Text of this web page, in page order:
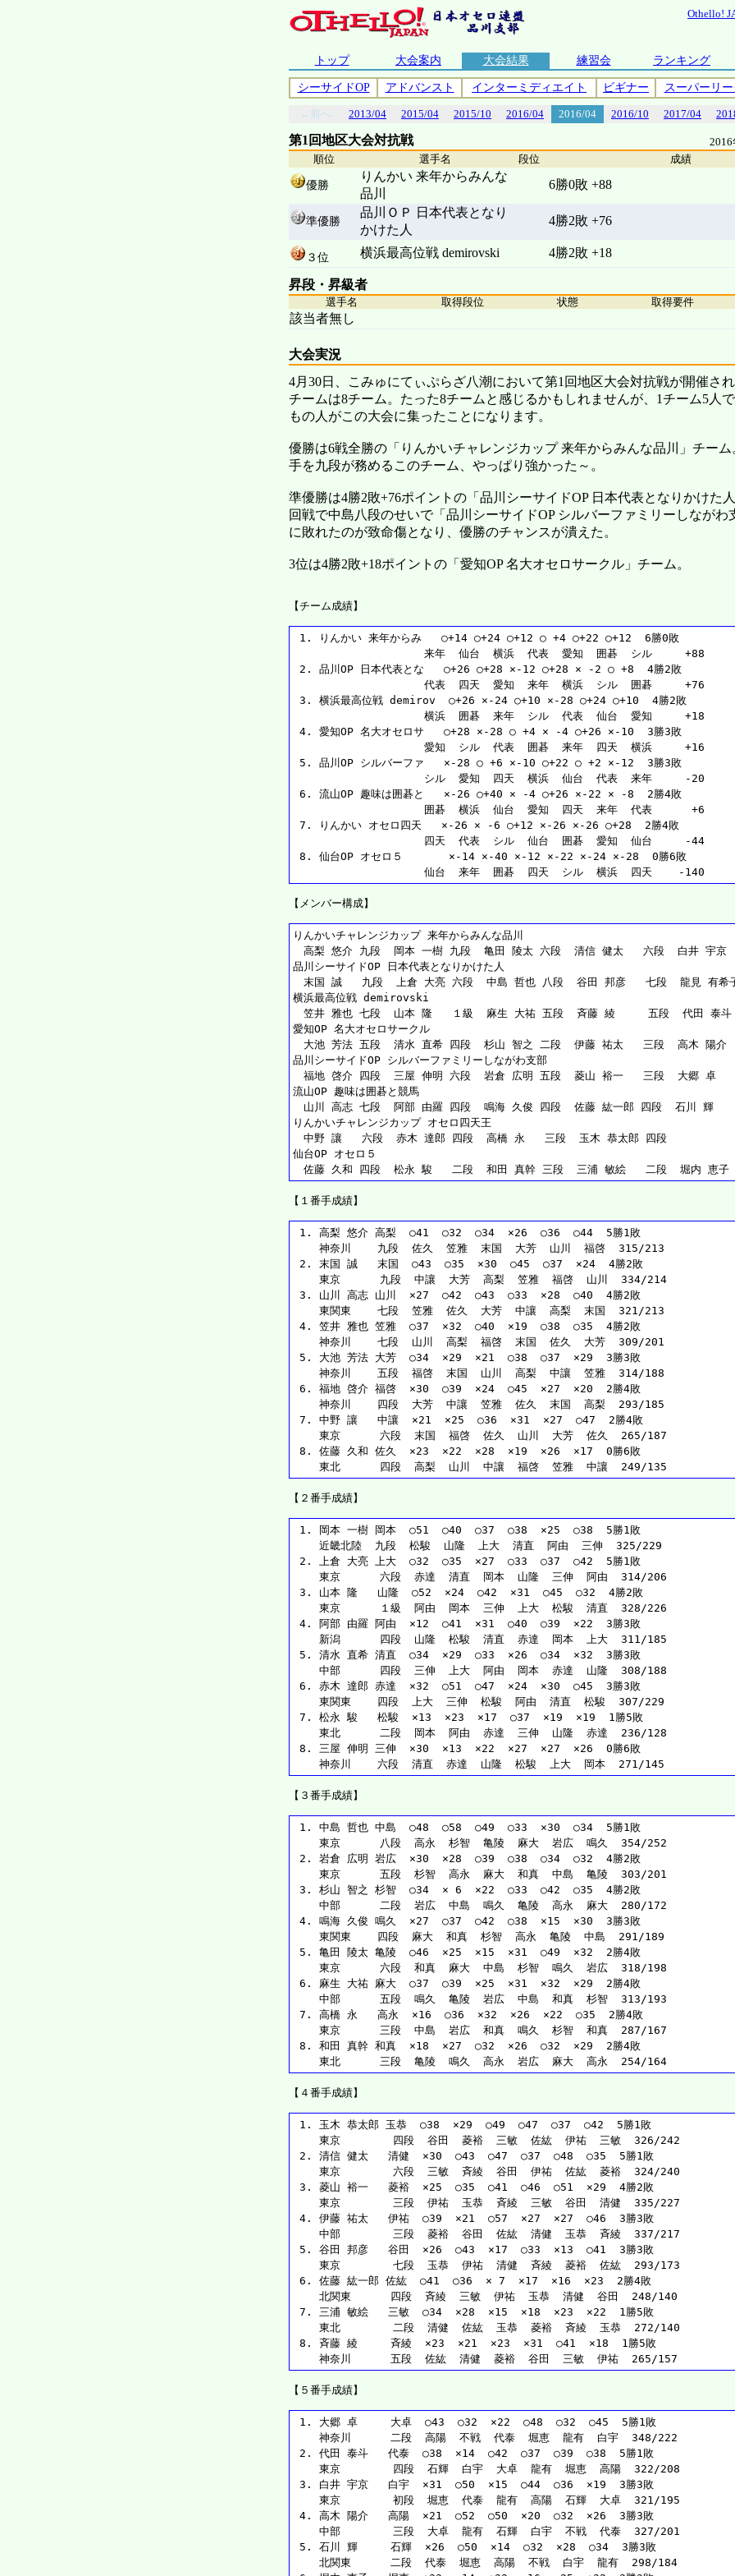
Othello!
トップ 大会案内 大会結果 練習会 ランキング
シーサイドOP アドバンスト インターミディエイト ビギナー スーパーリ
←前へ 2013/04 2015/04 2015/10 2016/04 2016/04 2016/10 2017/04
2016
第1回地区大会対抗戦
順位 選手名 段位 成績
優勝
りんかい 来年からみんな
品川
6勝0敗 +88
準優勝
品川ＯＰ 日本代表となり
かけた人
4勝2敗 +76
３位 横浜最高位戦 demirovski 4勝2敗 +18
昇段・昇級者
選手名 取得段位 状態 取得要件
該当者無し
大会実況
4月30日、こみゅにてぃぷらざ八潮において第1回地区大会対抗戦が開催さ
チームは8チーム。たった8チームと感じるかもしれませんが、1チーム5人
もの人がこの大会に集ったことになります。
優勝は6戦全勝の「りんかいチャレンジカップ 来年からみんな品川」チーム
手を九段が務めるこのチーム、やっぱり強かった～。
準優勝は4勝2敗+76ポイントの「品川シーサイドOP 日本代表となりかけた
回戦で中島八段のせいで「品川シーサイドOP シルバーファミリーしながわ
に敗れたのが致命傷となり、優勝のチャンスが潰えた。
3位は4勝2敗+18ポイントの「愛知OP 名大オセロサークル」チーム。
【チーム成績】
1. りんかい 来年からみ   ○+14 ○+24 ○+12 ○ +4 ○+22 ○+12  6勝0敗
                    来年  仙台  横浜  代表  愛知  囲碁  シル     +88
2. 品川OP 日本代表とな   ○+26 ○+28 ×-12 ○+28 × -2 ○ +8  4勝2敗
                    代表  四天  愛知  来年  横浜  シル  囲碁     +76
3. 横浜最高位戦 demirov  ○+26 ×-24 ○+10 ×-28 ○+24 ○+10  4勝2敗
                    横浜  囲碁  来年  シル  代表  仙台  愛知     +18
4. 愛知OP 名大オセロサ   ○+28 ×-28 ○ +4 × -4 ○+26 ×-10  3勝3敗
                    愛知  シル  代表  囲碁  来年  四天  横浜     +16
5. 品川OP シルバーファ   ×-28 ○ +6 ×-10 ○+22 ○ +2 ×-12  3勝3敗
                    シル  愛知  四天  横浜  仙台  代表  来年     -20
6. 流山OP 趣味は囲碁と   ×-26 ○+40 × -4 ○+26 ×-22 × -8  2勝4敗
                    囲碁  横浜  仙台  愛知  四天  来年  代表      +6
7. りんかい オセロ四天   ×-26 × -6 ○+12 ×-26 ×-26 ○+28  2勝4敗
                    四天  代表  シル  仙台  囲碁  愛知  仙台     -44
8. 仙台OP オセロ５       ×-14 ×-40 ×-12 ×-22 ×-24 ×-28  0勝6敗
                    仙台  来年  囲碁  四天  シル  横浜  四天    -140
【メンバー構成】
りんかいチャレンジカップ 来年からみんな品川
高梨 悠介 九段  岡本 一樹 九段  亀田 陵太 六段  清信 健太   六段  白井 宇京
品川シーサイドOP 日本代表となりかけた人
末国 誠   九段  上倉 大亮 六段  中島 哲也 八段  谷田 邦彦   七段  龍見 有希
横浜最高位戦 demirovski
笠井 雅也 七段  山本 隆   １級  麻生 大祐 五段  斉藤 綾     五段  代田 泰
愛知OP 名大オセロサークル
大池 芳法 五段  清水 直希 四段  杉山 智之 二段  伊藤 祐太   三段  高木 陽介
品川シーサイドOP シルバーファミリーしながわ支部
福地 啓介 四段  三屋 伸明 六段  岩倉 広明 五段  菱山 裕一   三段  大郷 卓
流山OP 趣味は囲碁と競馬
山川 高志 七段  阿部 由羅 四段  鳴海 久俊 四段  佐藤 紘一郎 四段  石川 輝
りんかいチャレンジカップ オセロ四天王
中野 讓   六段  赤木 達郎 四段  高橋 永   三段  玉木 恭太郎
仙台OP オセロ５
佐藤 久和 四段  松永 駿   二段  和田 真幹 三段  三浦 敏絵   二段  堀内 恵
【１番手成績】
1. 高梨 悠介 高梨  ○41  ○32  ○34  ×26  ○36  ○44  5勝1敗
    神奈川    九段  佐久  笠雅  末国  大芳  山川  福啓  315/213
2. 末国 誠   末国  ○43  ○35  ×30  ○45  ○37  ×24  4勝2敗
    東京      九段  中讓  大芳  高梨  笠雅  福啓  山川  334/214
3. 山川 高志 山川  ×27  ○42  ○43  ○33  ×28  ○40  4勝2敗
    東関東    七段  笠雅  佐久  大芳  中讓  高梨  末国  321/213
4. 笠井 雅也 笠雅  ○37  ×32  ○40  ×19  ○38  ○35  4勝2敗
    神奈川    七段  山川  高梨  福啓  末国  佐久  大芳  309/201
5. 大池 芳法 大芳  ○34  ×29  ×21  ○38  ○37  ×29  3勝3敗
    神奈川    五段  福啓  末国  山川  高梨  中讓  笠雅  314/188
6. 福地 啓介 福啓  ×30  ○39  ×24  ○45  ×27  ×20  2勝4敗
    神奈川    四段  大芳  中讓  笠雅  佐久  末国  高梨  293/185
7. 中野 讓   中讓  ×21  ×25  ○36  ×31  ×27  ○47  2勝4敗
    東京      六段  末国  福啓  佐久  山川  大芳  佐久  265/187
8. 佐藤 久和 佐久  ×23  ×22  ×28  ×19  ×26  ×17  0勝6敗
    東北      四段  高梨  山川  中讓  福啓  笠雅  中讓  249/135
【２番手成績】
1. 岡本 一樹 岡本  ○51  ○40  ○37  ○38  ×25  ○38  5勝1敗
    近畿北陸  九段  松駿  山隆  上大  清直  阿由  三伸  325/229
2. 上倉 大亮 上大  ○32  ○35  ×27  ○33  ○37  ○42  5勝1敗
    東京      六段  赤達  清直  岡本  山隆  三伸  阿由  314/206
3. 山本 隆   山隆  ○52  ×24  ○42  ×31  ○45  ○32  4勝2敗
    東京      １級  阿由  岡本  三伸  上大  松駿  清直  328/226
4. 阿部 由羅 阿由  ×12  ○41  ×31  ○40  ○39  ×22  3勝3敗
    新潟      四段  山隆  松駿  清直  赤達  岡本  上大  311/185
5. 清水 直希 清直  ○34  ×29  ○33  ×26  ○34  ×32  3勝3敗
    中部      四段  三伸  上大  阿由  岡本  赤達  山隆  308/188
6. 赤木 達郎 赤達  ×32  ○51  ○47  ×24  ×30  ○45  3勝3敗
    東関東    四段  上大  三伸  松駿  阿由  清直  松駿  307/229
7. 松永 駿   松駿  ×13  ×23  ×17  ○37  ×19  ×19  1勝5敗
    東北      二段  岡本  阿由  赤達  三伸  山隆  赤達  236/128
8. 三屋 伸明 三伸  ×30  ×13  ×22  ×27  ×27  ×26  0勝6敗
    神奈川    六段  清直  赤達  山隆  松駿  上大  岡本  271/145
【３番手成績】
1. 中島 哲也 中島  ○48  ○58  ○49  ○33  ×30  ○34  5勝1敗
    東京      八段  高永  杉智  亀陵  麻大  岩広  鳴久  354/252
2. 岩倉 広明 岩広  ×30  ×28  ○39  ○38  ○34  ○32  4勝2敗
    東京      五段  杉智  高永  麻大  和真  中島  亀陵  303/201
3. 杉山 智之 杉智  ○34  × 6  ×22  ○33  ○42  ○35  4勝2敗
    中部      二段  岩広  中島  鳴久  亀陵  高永  麻大  280/172
4. 鳴海 久俊 鳴久  ×27  ○37  ○42  ○38  ×15  ×30  3勝3敗
    東関東    四段  麻大  和真  杉智  高永  亀陵  中島  291/189
5. 亀田 陵太 亀陵  ○46  ×25  ×15  ×31  ○49  ×32  2勝4敗
    東京      六段  和真  麻大  中島  杉智  鳴久  岩広  318/198
6. 麻生 大祐 麻大  ○37  ○39  ×25  ×31  ×32  ×29  2勝4敗
    中部      五段  鳴久  亀陵  岩広  中島  和真  杉智  313/193
7. 高橋 永   高永  ×16  ○36  ×32  ×26  ×22  ○35  2勝4敗
    東京      三段  中島  岩広  和真  鳴久  杉智  和真  287/167
8. 和田 真幹 和真  ×18  ×27  ○32  ×26  ○32  ×29  2勝4敗
    東北      三段  亀陵  鳴久  高永  岩広  麻大  高永  254/164
【４番手成績】
1. 玉木 恭太郎 玉恭  ○38  ×29  ○49  ○47  ○37  ○42  5勝1敗
    東京        四段  谷田  菱裕  三敏  佐紘  伊祐  三敏  326/242
2. 清信 健太   清健  ×30  ○43  ○47  ○37  ○48  ○35  5勝1敗
    東京        六段  三敏  斉綾  谷田  伊祐  佐紘  菱裕  324/240
3. 菱山 裕一   菱裕  ×25  ○35  ○41  ○46  ○51  ×29  4勝2敗
    東京        三段  伊祐  玉恭  斉綾  三敏  谷田  清健  335/227
4. 伊藤 祐太   伊祐  ○39  ×21  ○57  ×27  ×27  ○46  3勝3敗
    中部        三段  菱裕  谷田  佐紘  清健  玉恭  斉綾  337/217
5. 谷田 邦彦   谷田  ×26  ○43  ×17  ○33  ×13  ○41  3勝3敗
    東京        七段  玉恭  伊祐  清健  斉綾  菱裕  佐紘  293/173
6. 佐藤 紘一郎 佐紘  ○41  ○36  × 7  ×17  ×16  ×23  2勝4敗
    北関東      四段  斉綾  三敏  伊祐  玉恭  清健  谷田  248/140
7. 三浦 敏絵   三敏  ○34  ×28  ×15  ×18  ×23  ×22  1勝5敗
    東北        二段  清健  佐紘  玉恭  菱裕  斉綾  玉恭  272/140
8. 斉藤 綾     斉綾  ×23  ×21  ×23  ×31  ○41  ×18  1勝5敗
    神奈川      五段  佐紘  清健  菱裕  谷田  三敏  伊祐  265/157
【５番手成績】
1. 大郷 卓     大卓  ○43  ○32  ×22  ○48  ○32  ○45  5勝1敗
    神奈川      二段  高陽  不戦  代泰  堀恵  龍有  白宇  348/222
2. 代田 泰斗   代泰  ○38  ×14  ○42  ○37  ○39  ○38  5勝1敗
    東京        四段  石輝  白宇  大卓  龍有  堀恵  高陽  322/208
3. 白井 宇京   白宇  ×31  ○50  ×15  ○44  ○36  ×19  3勝3敗
    東京        初段  堀恵  代泰  龍有  高陽  石輝  大卓  321/195
4. 高木 陽介   高陽  ×21  ○52  ○50  ×20  ○32  ×26  3勝3敗
    中部        三段  大卓  龍有  石輝  白宇  不戦  代泰  327/201
5. 石川 輝     石輝  ×26  ○50  ×14  ○32  ×28  ○34  3勝3敗
    北関東      二段  代泰  堀恵  高陽  不戦  白宇  龍有  298/184